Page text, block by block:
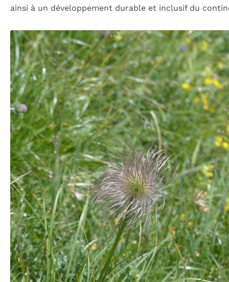
ainsi à un développement durable et inclusif du